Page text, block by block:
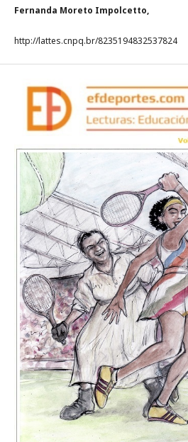
Fernanda Moreto Impolcetto,
http://lattes.cnpq.br/8235194832537824